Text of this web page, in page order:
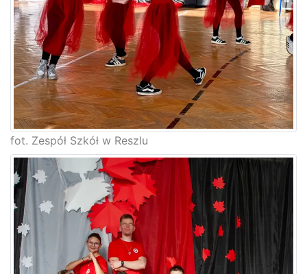
fot. Zespół Szkół w Reszlu